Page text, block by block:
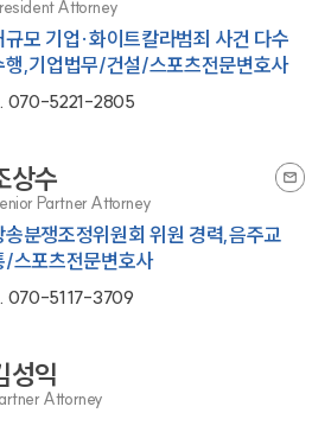
Attorney
규모 기업·화이트칼라범죄 사건 다수
행,기업법무/건설/스포츠전문변호사
070-5221-2805
상수
Partner Attorney
송분쟁조정위원회 위원 경력,음주교
/스포츠전문변호사
070-5117-3709
성익
Attorney